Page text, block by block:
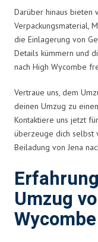
Darüber hinaus bieten
Verpackungsmaterial,
die Einlagerung von
Details kümmern und
nach High Wycombe
Vertraue uns, dem
deinen Umzug zu
Kontaktiere uns jetzt
überzeuge dich selbst
Beiladung von Jena
Umzug
Wycombe